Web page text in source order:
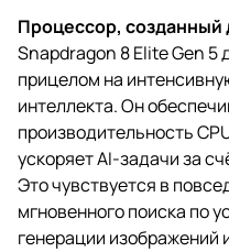
Процессор, созданный
Snapdragon 8 Elite Gen 5
прицелом на
интеллекта. Он
производительность
ускоряет AI-задачи за
Это чувствуется в
мгновенного поиска по
генерации изображений